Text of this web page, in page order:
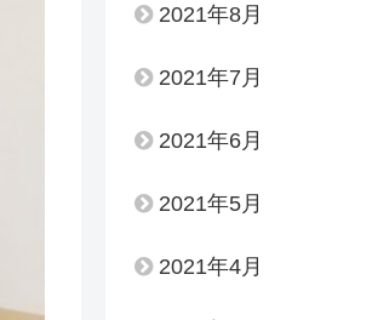
2021年8月
2021年7月
2021年6月
2021年5月
2021年4月